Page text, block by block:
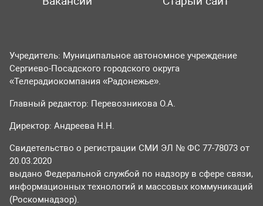
Учредитель: Муниципальное автономное учреждение
Сергиево-Посадского городского округа
«Телерадиокомпания «Радонежье».
Главный редактор: Перевозникова О.А.
Директор: Андреева Н.Н.
Свидетельство о регистрации СМИ ЭЛ № ФС 77-78073 от
20.03.2020
выдано Федеральной службой по надзору в сфере связи,
информационных технологий и массовых коммуникаций
(Роскомнадзор).